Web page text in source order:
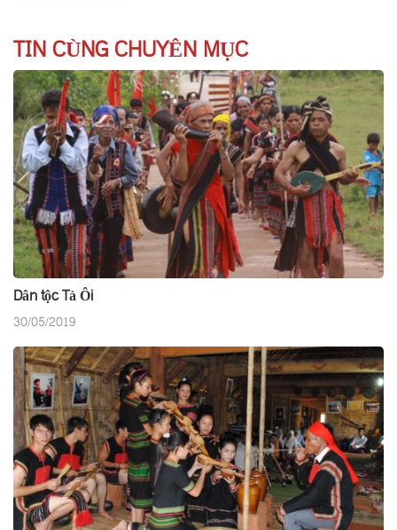
TIN CÙNG CHUYÊN MỤC
Dân tộc Tà Ôi
30/05/2019